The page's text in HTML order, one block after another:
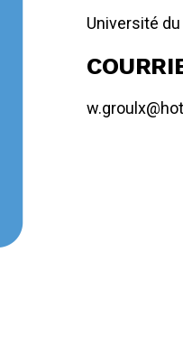
Université du